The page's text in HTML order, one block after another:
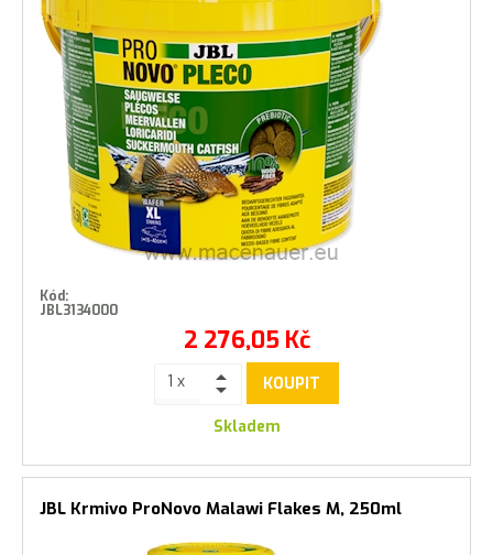
Kód:
JBL3134000
2 276,05 Kč
KOUPIT
Skladem
JBL Krmivo ProNovo Malawi Flakes M, 250ml